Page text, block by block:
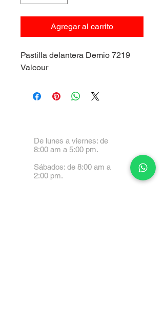
Agregar al carrito
Pastilla delantera Demio 7219
Valcour
De lunes a viernes: de
8:00 am a 5:00 pm.
Sábados: de 8:00 am a
2:00 pm.